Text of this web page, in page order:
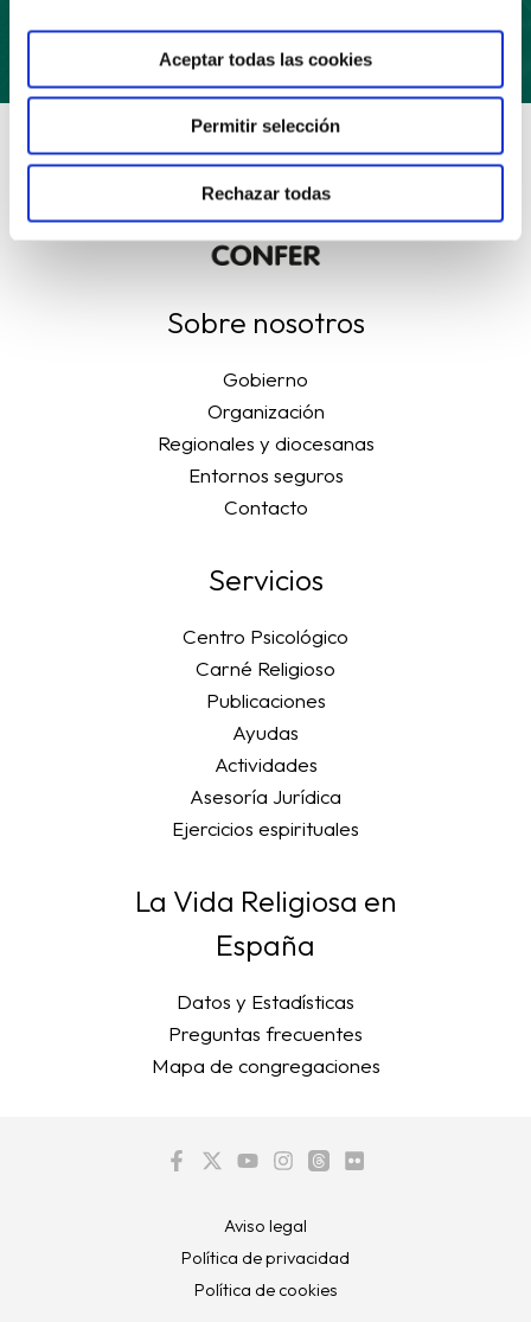
Aceptar todas las cookies
Permitir selección
Rechazar todas
Sobre nosotros
Gobierno
Organización
Regionales y diocesanas
Entornos seguros
Contacto
Servicios
Centro Psicológico
Carné Religioso
Publicaciones
Ayudas
Actividades
Asesoría Jurídica
Ejercicios espirituales
La Vida Religiosa en
España
Datos y Estadísticas
Preguntas frecuentes
Mapa de congregaciones
Aviso legal
Política de privacidad
Política de cookies